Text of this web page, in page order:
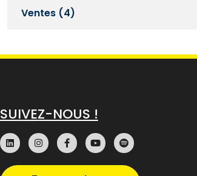
Ventes(4)
SUIVEZ-NOUS !